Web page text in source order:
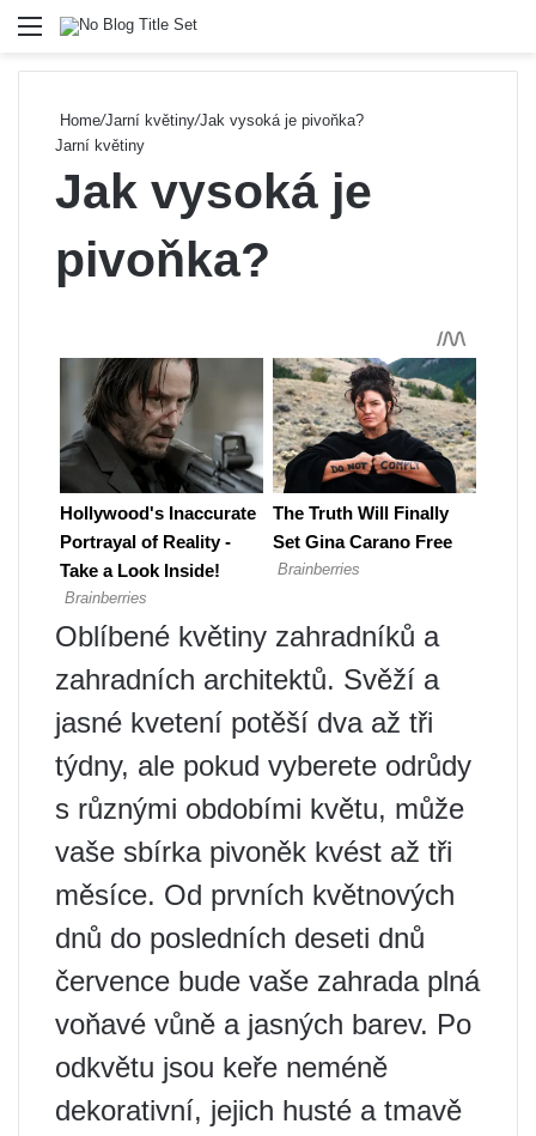
Menu
Home/Jarní květiny/Jak vysoká je pivoňka?
Jarní květiny
Jak vysoká je
pivoňka?
Oblíbené květiny zahradníků a
zahradních architektů. Svěží a
jasné kvetení potěší dva až tři
týdny, ale pokud vyberete odrůdy
s různými obdobími květu, může
vaše sbírka pivoněk kvést až tři
měsíce. Od prvních květnových
dnů do posledních deseti dnů
července bude vaše zahrada plná
voňavé vůně a jasných barev. Po
odkvětu jsou keře neméně
dekorativní, jejich husté a tmavě